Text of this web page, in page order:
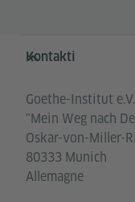
Service- und
Kontakti
Goethe-Institut e.V.
"Mein Weg nach
Oskar-von-Miller-
80333 Munich
Allemagne